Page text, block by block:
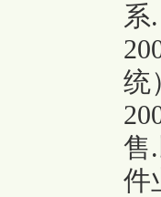
系.
统
售
件